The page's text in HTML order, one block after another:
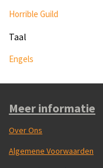
Horrible Guild
Taal
Engels
Meer informatie
Over Ons
Algemene Voorwaarden